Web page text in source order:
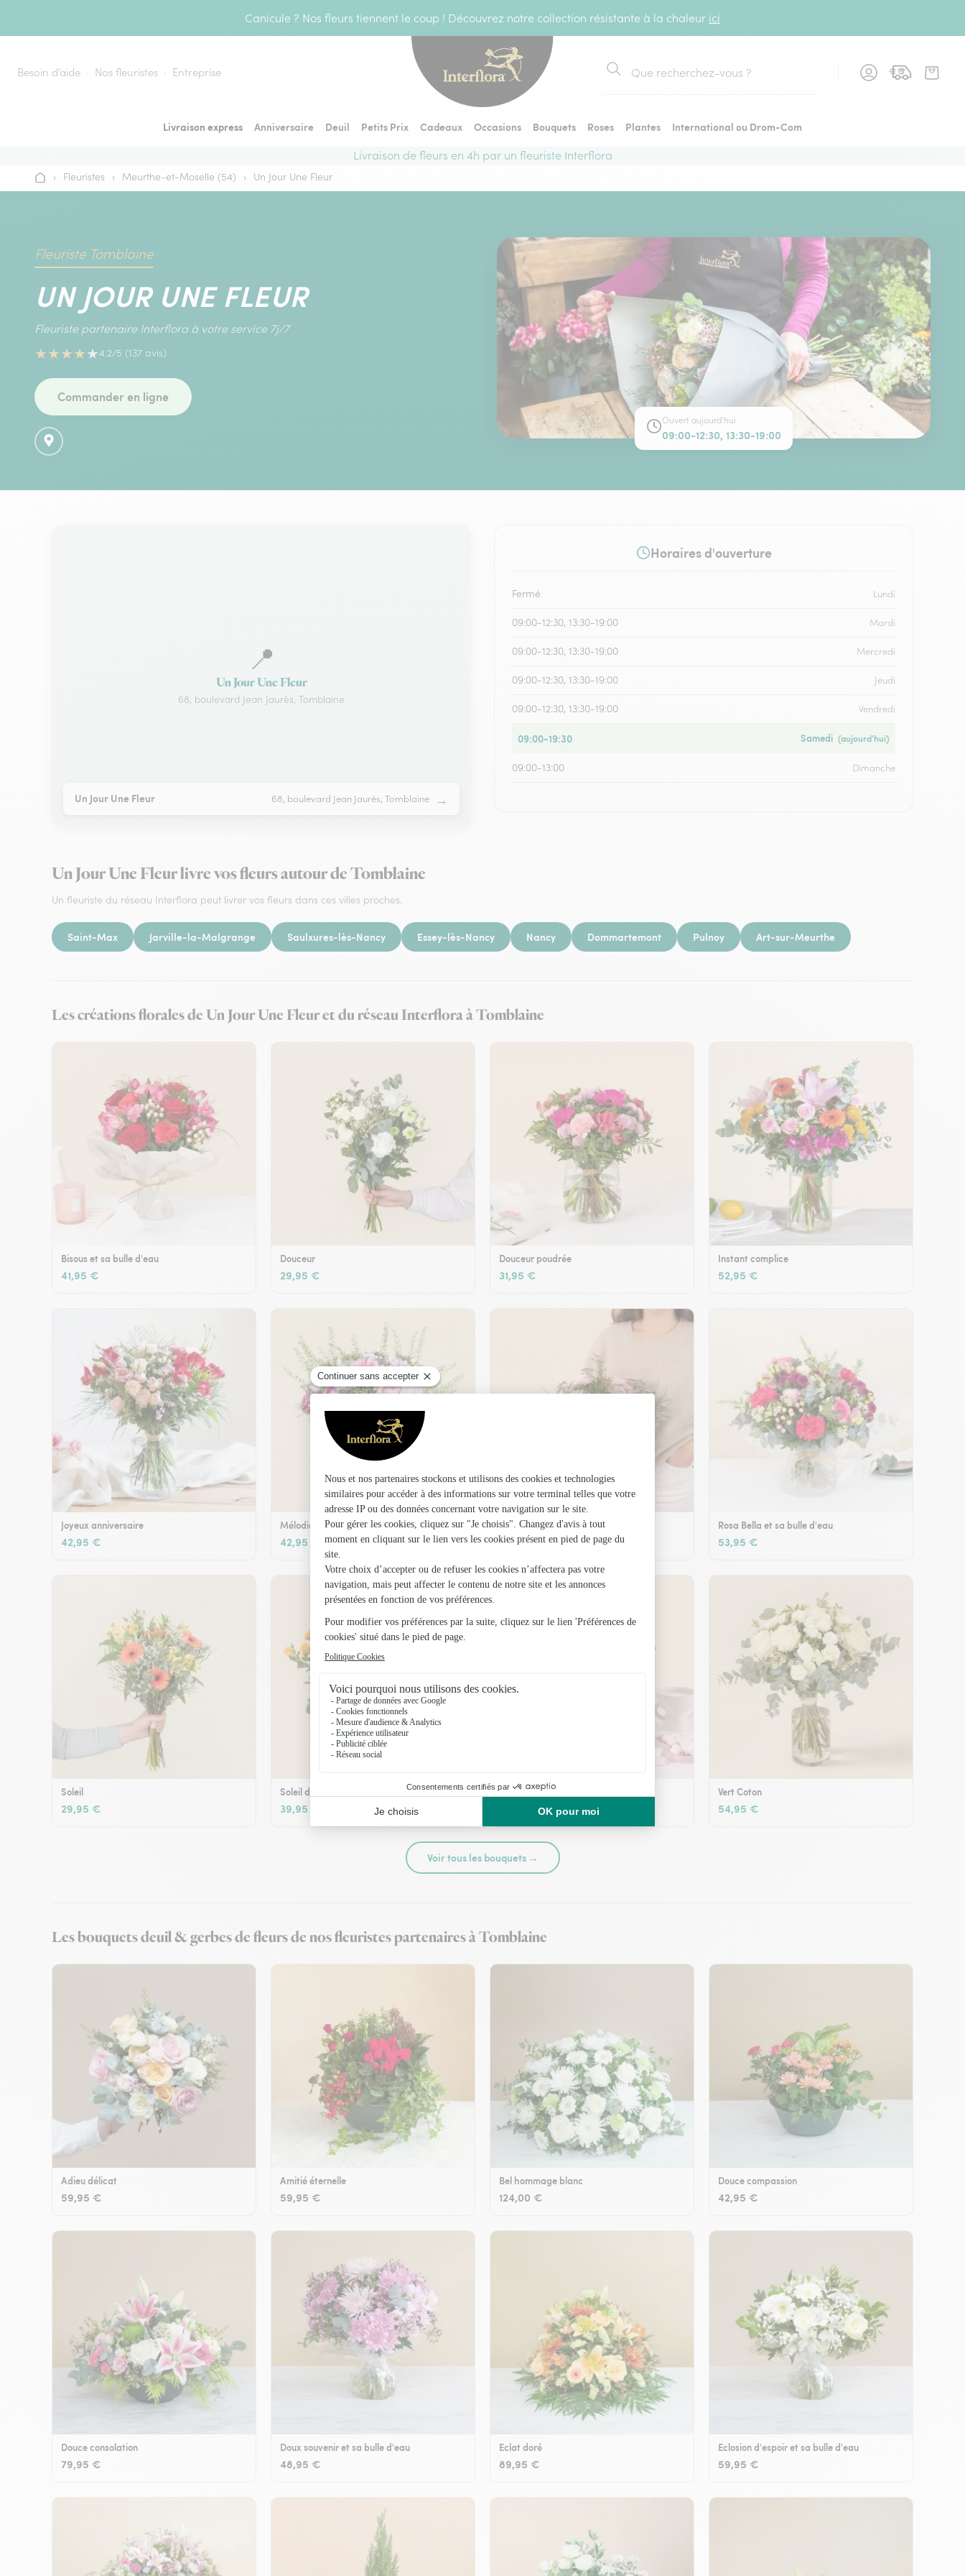
Canicule ? Nos fleurs tiennent le coup ! Découvrez notre collection résistante à la chaleur ici
Besoin d’aide Nos fleuristes Entreprise
Rechercher
Livraison express Anniversaire Deuil Petits Prix Cadeaux Occasions Bouquets Roses Plantes
International ou Drom-Com
Livraison de fleurs en 4h par un fleuriste Interflora
Accueil
› Fleuristes › Meurthe-et-Moselle (54) › Un Jour Une Fleur
Fleuriste Tomblaine
UN JOUR UNE FLEUR
Fleuriste partenaire Interflora à votre service 7j/7
★★★★★4.2/5 (137 avis)
Commander en ligne
Ouvert aujourd'hui
09:00-12:30, 13:30-19:00
📍
Un Jour Une Fleur
68, boulevard Jean Jaurès, Tomblaine
Un Jour Une Fleur 68, boulevard Jean Jaurès, Tomblaine →
Horaires d'ouverture
Fermé Lundi
09:00-12:30, 13:30-19:00 Mardi
09:00-12:30, 13:30-19:00 Mercredi
09:00-12:30, 13:30-19:00 Jeudi
09:00-12:30, 13:30-19:00 Vendredi
09:00-19:30 Samedi (aujourd’hui)
09:00-13:00 Dimanche
Un Jour Une Fleur livre vos fleurs autour de Tomblaine
Un fleuriste du réseau Interflora peut livrer vos fleurs dans ces villes proches.
Saint-Max Jarville-la-Malgrange Saulxures-lès-Nancy Essey-lès-Nancy Nancy Dommartemont Pulnoy Art-sur-Meurthe
Les créations florales de Un Jour Une Fleur et du réseau Interflora à Tomblaine
Bisous et sa bulle d'eau
41,95 €
Douceur
29,95 €
Douceur poudrée
31,95 €
Instant complice
52,95 €
Joyeux anniversaire
42,95 €
Mélodie et son vase offert
42,95 €
Plaisir fleuri
36,95 €
Rosa Bella et sa bulle d'eau
53,95 €
Soleil
29,95 €
Soleil d'été
39,95 €
Tutti frutti
44,95 €
Vert Coton
54,95 €
Voir tous les bouquets →
Les bouquets deuil & gerbes de fleurs de nos fleuristes partenaires à Tomblaine
Adieu délicat
59,95 €
Amitié éternelle
59,95 €
Bel hommage blanc
124,00 €
Douce compassion
42,95 €
Douce consolation
79,95 €
Doux souvenir et sa bulle d'eau
48,95 €
Eclat doré
89,95 €
Eclosion d'espoir et sa bulle d'eau
59,95 €